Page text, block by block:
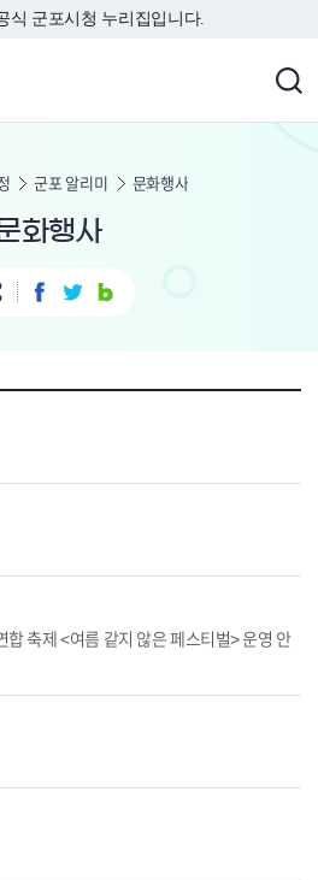
본문 바로가기
식 군포시청 누리집입니다.
군포 알리미 문화행사
화행사
축제 <여름 같지 않은 페스티벌> 운영 안